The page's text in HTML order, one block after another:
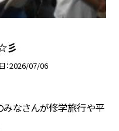
彡
2026/07/06
みなさんが修学旅行や平